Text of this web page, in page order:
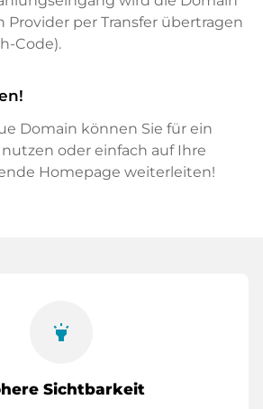
Provider per Transfer übertragen
Code).
Domain können Sie für ein
oder einfach auf Ihre
Homepage weiterleiten!
highlight
Sichtbarkeit